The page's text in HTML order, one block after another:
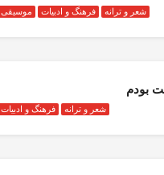
شعر و ترانه فرهنگ و ادبیات موسیقی
بودم
شعر و ترانه فرهنگ و ادبیات